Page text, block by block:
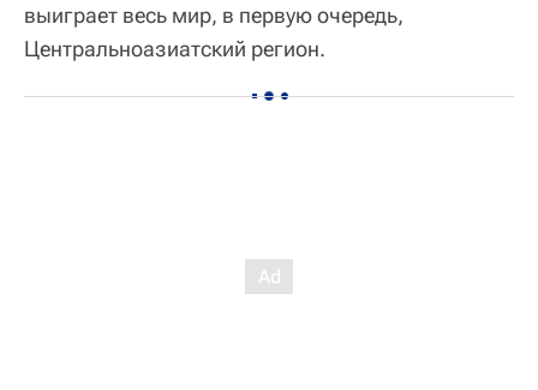
выиграет весь мир, в первую очередь,
Центральноазиатский регион.